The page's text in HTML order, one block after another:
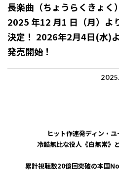
長楽曲（ちょうらくきょく
2025 年12 月1 日（月）よ
決定！ 2026年2月4日(水)
発売開始！
ヒット作連発ディン・
冷酷無比な役人《白無常》
累計視聴数20億回突破の本国